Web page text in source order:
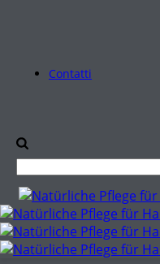
Contatti